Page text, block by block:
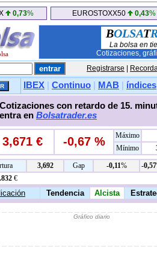
0,73% EUROSTOXX50 0,43%
BOLSAT
La bolsa en
Cotizaciones,
Registrarse
IBEX Continuo MAB índices
Cotizaciones con retardo de 15.
entra en Bolsatrader.es
3,671 € -0,67 % Máximo
Mínimo
3,692 Gap -0,11% -0,57
€